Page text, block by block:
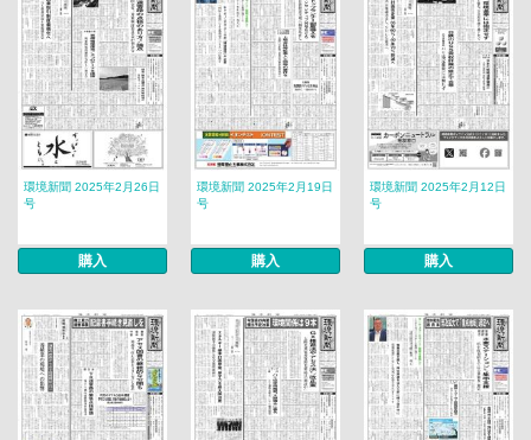
環境新聞 2025年2月26日
号
購入
環境新聞 2025年2月19日
号
購入
環境新聞 2025年2月12日
号
購入